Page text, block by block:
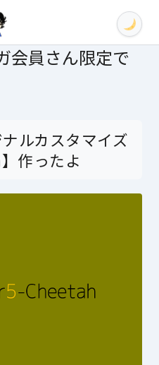
会員さん限定で
ルカスタマイズ
作ったよ